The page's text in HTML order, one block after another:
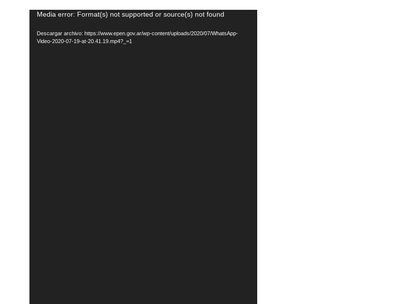
Reproductor
vídeo
Media error: Format(s) not supported or source(s) not found
Descargar archivo: https://www.epen.gov.ar/wp-content/uploads/2020/07/WhatsApp-
Video-2020-07-19-at-20.41.19.mp4?_=1